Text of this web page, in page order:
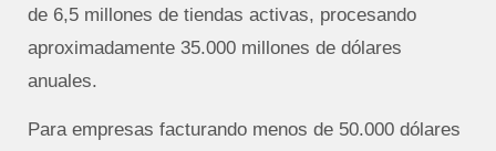
de 6,5 millones de tiendas activas, procesando
aproximadamente 35.000 millones de dólares
anuales.
Para empresas facturando menos de 50.000 dólares